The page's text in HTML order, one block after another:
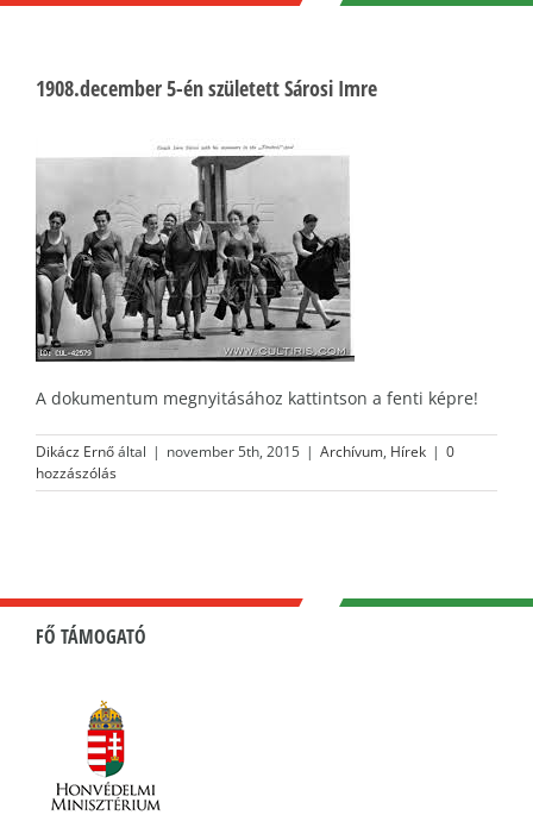
1908.december 5-én született Sárosi Imre
A dokumentum megnyitásához kattintson a fenti képre!
Dikácz Ernőáltal | november 5th, 2015 | Archívum, Hírek | 0
hozzászólás
FŐ TÁMOGATÓ